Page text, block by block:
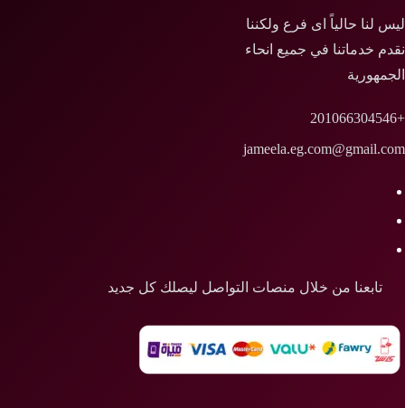
ليس لنا حالياً اى فرع ولكننا
نقدم خدماتنا في جميع انحاء
الجمهورية
+201066304546
jameela.eg.com@gmail.com
تابعنا من خلال منصات التواصل ليصلك كل جديد